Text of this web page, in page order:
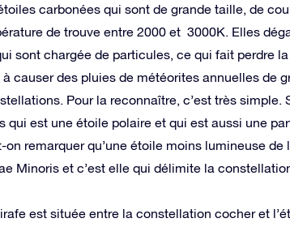
carbonées qui sont de grande taille, de
de trouve entre 2000 et 3000K. Elles
sont chargée de particules, ce qui fait perdre
causer des pluies de météorites annuelles de
Pour la reconnaître, c’est très simple.
qui est une étoile polaire et qui est aussi une
on remarquer qu’une étoile moins lumineuse
Minoris et c’est elle qui délimite la
est située entre la constellation cocher et